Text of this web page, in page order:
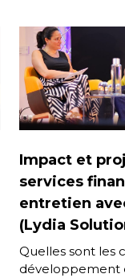
Impact et
services
entretien
(Lydia
Quelles sont les
développement